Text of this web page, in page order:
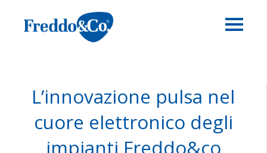
L’innovazione pulsa nel
cuore elettronico degli
impianti Freddo&co